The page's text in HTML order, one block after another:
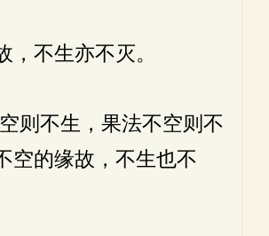
，不生亦不灭。
则不生，果法不空则不
空的缘故，不生也不